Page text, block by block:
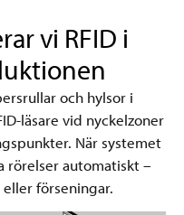
vi RFID i
och hylsor i
läsare vid nyckelzoner
När systemet
rörelser automatiskt –
förseningar.